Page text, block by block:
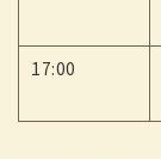
17:00